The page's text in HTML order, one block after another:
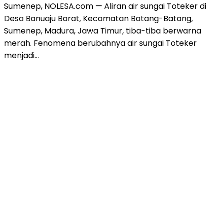
Sumenep, NOLESA.com — Aliran air sungai Toteker di
Desa Banuaju Barat, Kecamatan Batang-Batang,
Sumenep, Madura, Jawa Timur, tiba-tiba berwarna
merah. Fenomena berubahnya air sungai Toteker
menjadi…